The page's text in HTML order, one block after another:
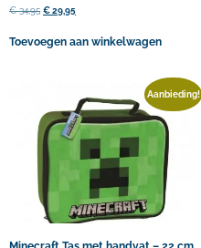
€34,95 €29,95
Toevoegen aan winkelwagen
Aanbieding!